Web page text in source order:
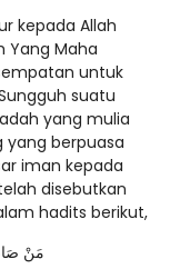
kepada Allah
Yang Maha
untuk
suatu
yang mulia
yang berpuasa
iman kepada
disebutkan
hadits berikut,
مَنْ